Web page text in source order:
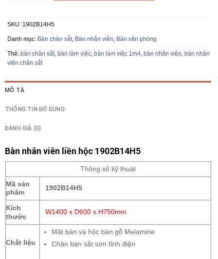
SKU: 1902B14H5
Danh mục: Bàn chân sắt, Bàn nhân viên, Bàn văn phòng
Thẻ: bàn chân sắt, bàn làm việc, bàn làm việc 1m4, bàn nhân viên, bàn nhân
viên chân sắt
MÔ TẢ
THÔNG TIN BỔ SUNG
ĐÁNH GIÁ (0)
Bàn nhân viên liền hộc 1902B14H5
Thông số kỹ thuật
Mã sản
phẩm
1902B14H5
Kích
thước
W1400 x D600 x H750mm
Chất liệu
Mặt bàn và hộc bàn gỗ Melamine
Chân bàn sắt sơn tĩnh điện